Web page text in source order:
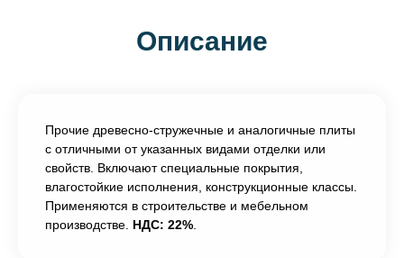
Описание
Прочие древесно-стружечные и аналогичные плиты
с отличными от указанных видами отделки или
свойств. Включают специальные покрытия,
влагостойкие исполнения, конструкционные классы.
Применяются в строительстве и мебельном
производстве. НДС: 22%